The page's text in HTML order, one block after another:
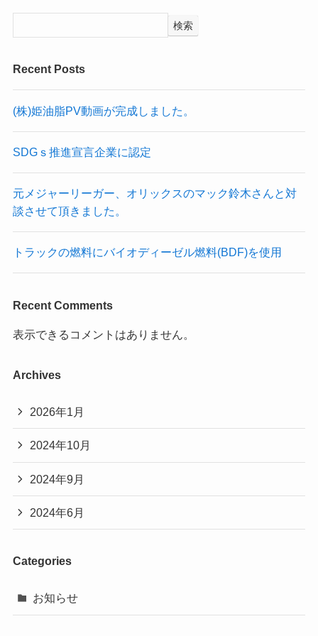
検索
Recent Posts
(株)姫油脂PV動画が完成しました。
SDGｓ推進宣言企業に認定
元メジャーリーガー、オリックスのマック鈴木さんと対
談させて頂きました。
トラックの燃料にバイオディーゼル燃料(BDF)を使用
Recent Comments
表示できるコメントはありません。
Archives
2026年1月
2024年10月
2024年9月
2024年6月
Categories
お知らせ